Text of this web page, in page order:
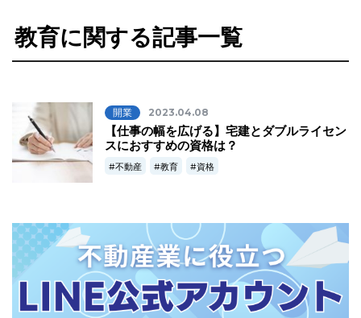
教育に関する記事一覧
開業 2023.04.08
【仕事の幅を広げる】宅建とダブルライセン
スにおすすめの資格は？
不動産 教育 資格